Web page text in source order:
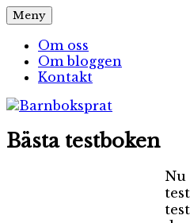
Hoppa
till
innehåll
Barnboksprat
– en blogg om barnböcker
Meny
Om oss
Om bloggen
Kontakt
Bästa testboken
Nu